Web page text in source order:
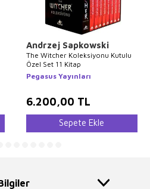
Andrzej Sapkowski
The Witcher Koleksiyonu Kutulu
Özel Set 11 Kitap
Pegasus Yayınları
6.200,00 TL
Sepete Ekle